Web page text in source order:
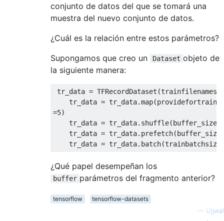
conjunto de datos del que se tomará una
muestra del nuevo conjunto de datos.
¿Cuál es la relación entre estos parámetros?
Supongamos que creo un
Dataset objeto de
la siguiente manera:
tr_data = TFRecordDataset(trainfilenames)
tr_data =
=5)
tr_data =
tr_data =
¿Qué papel desempeñan los
buffer parámetros del fragmento anterior?
tensorflow
tensorflow-datasets
— Ujjwal